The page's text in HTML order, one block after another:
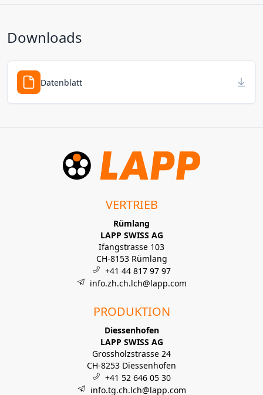
Downloads
Datenblatt
VERTRIEB
Rümlang
LAPP SWISS AG
Ifangstrasse 103
CH-8153 Rümlang
+41 44 817 97 97
info.zh.ch.lch@lapp.com
PRODUKTION
Diessenhofen
LAPP SWISS AG
Grossholzstrasse 24
CH-8253 Diessenhofen
+41 52 646 05 30
info.tg.ch.lch@lapp.com